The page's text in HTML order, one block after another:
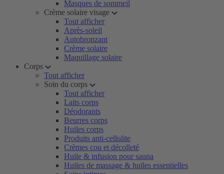
Masques de sommeil
Crème solaire visage
Tout afficher
Après-soleil
Autobronzant
Crème solaire
Maquillage solaire
Corps
Tout afficher
Soin du corps
Tout afficher
Laits corps
Déodorants
Beurres corps
Huiles corps
Produits anti-cellulite
Crèmes cou et décolleté
Huile & infusion pour sauna
Huiles de massage & huiles essentielles